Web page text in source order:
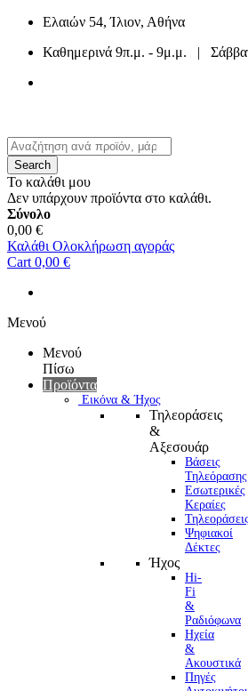
Ελαιών 54, Ίλιον, Αθήνα
Καθημερινά 9π.μ. - 9μ.μ. |
Search
Το καλάθι μου
Δεν υπάρχουν προϊόντα στο καλάθι.
Σύνολο
0,00 €
Καλάθι Ολοκλήρωση αγοράς
Cart 0,00 €
Μενού
Μενού
Πίσω
Προϊόντα
Εικόνα & Ήχος
Τηλεοράσεις
&
Αξεσουάρ
Βάσεις
Τηλεόρασης
Εσωτερικές
Κεραίες
Τηλεοράσεις
Ψηφιακοί
Δέκτες
Ήχος
Hi-
Fi
&
Ραδιόφωνα
Ηχεία
&
Ακουστικά
Πηγές